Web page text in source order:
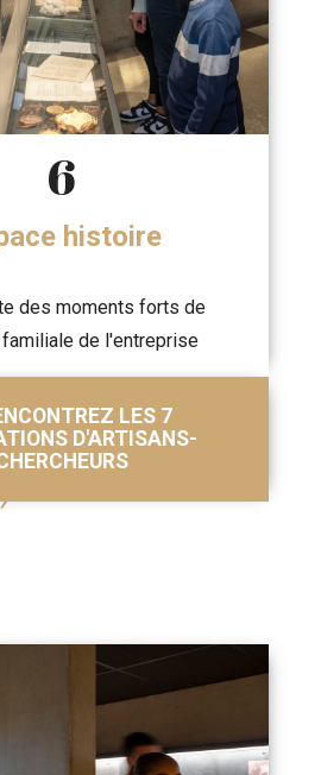
6
histoire
des moments forts de
de l'entreprise
LES 7
D'ARTISANS-